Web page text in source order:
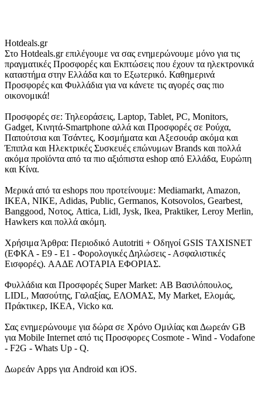
Hotdeals.gr
Στο Hotdeals.gr επιλέγουμε να σας ενημερώνουμε μόνο για τις
πραγματικές Προσφορές και Εκπτώσεις που έχουν τα ηλεκτρονικά
καταστήμα στην Ελλάδα και το Εξωτερικό. Καθημερινά
Προσφορές και Φυλλάδια για να κάνετε τις αγορές σας πιο
οικονομικά!
Προσφορές σε: Τηλεοράσεις, Laptop, Tablet, PC, Monitors,
Gadget, Κινητά-Smartphone αλλά και Προσφορές σε Ρούχα,
Παπούτσια και Τσάντες, Κοσμήματα και Αξεσουάρ ακόμα και
Έπιπλα και Ηλεκτρικές Συσκευές επώνυμων Brands και πολλά
ακόμα προϊόντα από τα πιο αξιόπιστα eshop από Ελλάδα, Ευρώπη
και Κίνα.
Μερικά από τα eshops που προτείνουμε: Mediamarkt, Amazon,
IKEA, NIKE, Adidas, Public, Germanos, Kotsovolos, Gearbest,
Banggood, Νοτος, Attica, Lidl, Jysk, Ikea, Praktiker, Leroy Merlin,
Hawkers και πολλά ακόμη.
Χρήσιμα Άρθρα: Περιοδικό Autotriti + Οδηγοί GSIS TAXISNET
(ΕΦΚΑ - Ε9 - Ε1 - Φορολογικές Δηλώσεις - Ασφαλιστικές
Εισφορές). ΑΑΔΕ ΛΟΤΑΡΙΑ ΕΦΟΡΙΑΣ.
Φυλλάδια και Προσφορές Super Market: ΑΒ Βασιλόπουλος,
LIDL, Μασούτης, Γαλαξίας, ΕΛΟΜΑΣ, My Market, Ελομάς,
Πράκτικερ, ΙΚΕΑ, Vicko κα.
Σας ενημερώνουμε για δώρα σε Χρόνο Ομιλίας και Δωρεάν GB
για Mobile Internet από τις Προσφορες Cosmote - Wind - Vodafone
- F2G - Whats Up - Q.
Δωρεάν Apps για Android και iOS.